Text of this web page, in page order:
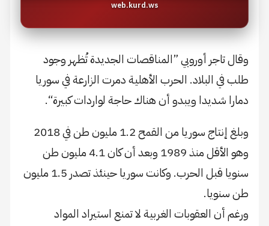
web.kurd.ws
وقال تاجر أوروبي ”المناقصات الجديدة تُظهر وجود
طلب في البلاد. الحرب الأهلية دمرت الزارعة في سوريا
دمارا شديدا ويبدو أن هناك حاجة لواردات كبيرة“.
وبلغ إنتاج سوريا من القمح 1.2 مليون طن في 2018
وهو الأقل منذ 1989 وبعد أن كان 4.1 مليون طن
سنويا قبل الحرب. وكانت سوريا حينئذ تصدر 1.5 مليون
طن سنويا.
ورغم أن العقوبات الغربية لا تمنع استيراد المواد